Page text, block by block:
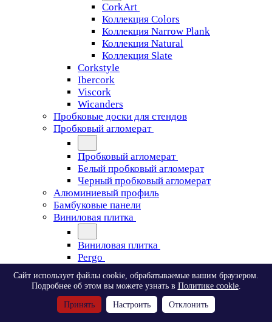
CorkArt
Коллекция Colors
Коллекция Narrow Plank
Коллекция Natural
Коллекция Slate
Corkstyle
Ibercork
Viscork
Wicanders
Пробковые доски для стендов
Пробковый агломерат
Пробковый агломерат
Белый пробковый агломерат
Черный пробковый агломерат
Алюминиевый профиль
Бамбуковые панели
Виниловая плитка
Виниловая плитка
Pergo
Pergo
Classic Plank Optimum Glue
Modern Plank Optimum Glue
Сайт использует файлы cookie, обрабатываемые вашим браузером.
Подробнее об этом вы можете узнать в Политике cookie.
Принять Настроить Отклонить